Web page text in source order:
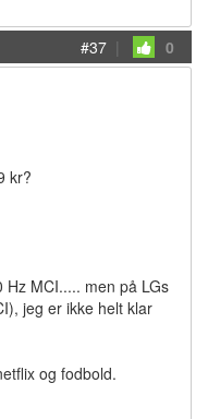
#37 | 0
kr?
MCI..... men på LGs
jeg er ikke helt klar
og fodbold.